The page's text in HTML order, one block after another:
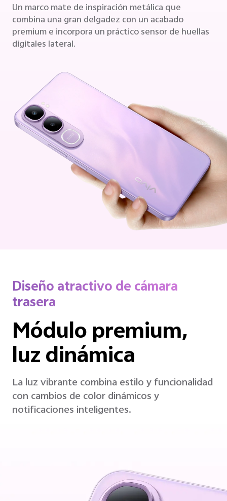
Un marco mate de inspiración metálica que
combina una gran delgadez con un acabado
premium e incorpora un práctico sensor de huellas
digitales lateral.
Diseño atractivo de cámara
trasera
Módulo premium,
luz dinámica
La luz vibrante combina estilo y funcionalidad
con cambios de color dinámicos y
notificaciones inteligentes.